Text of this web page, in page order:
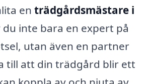
en trädgårdsmästare i
inte bara en expert på
utan även en partner
till att din trädgård blir ett